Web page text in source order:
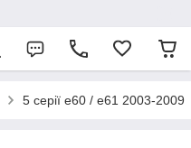
5 серії e60 / e61 2003-2009